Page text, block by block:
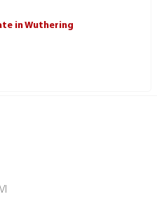
in Wuthering